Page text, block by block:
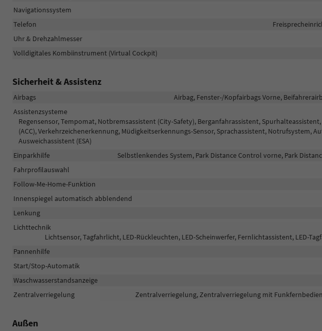
Navigationssystem
Telefon
Uhr & Drehzahlmesser
Volldigitales Kombiinstrument (Virtual Cockpit)
Sicherheit & Assistenz
Airbags
Airbag, Fenster-/Kopfairbags Vorne,
Assistenzsysteme
Regensensor, Tempomat, Notbremsassistent (City-Safety), Berganfahrassistent,
(ACC), Verkehrzeichenerkennung, Müdigkeitserkennungs-Sensor, Sprachassistent, Notrufsystem,
Ausweichassistent (ESA)
Einparkhilfe
Selbstlenkendes System, Park Distance Control vorne, Park
Fahrprofilauswahl
Follow-Me-Home-Funktion
Innenspiegel automatisch abblendend
Lenkung
Lichttechnik
Lichtsensor, Tagfahrlicht, LED-Rückleuchten, LED-Scheinwerfer, Fernlichtassistent, LED-
Pannenhilfe
Start/Stop-Automatik
Waschwasserstandsanzeige
Zentralverriegelung
Zentralverriegelung, Zentralverriegelung mit
Außen